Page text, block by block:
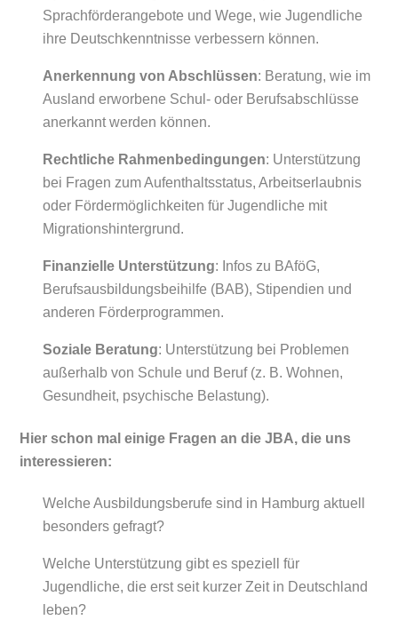
Sprachförderangebote und Wege, wie Jugendliche
ihre Deutschkenntnisse verbessern können.
Anerkennung von Abschlüssen: Beratung, wie im
Ausland erworbene Schul- oder Berufsabschlüsse
anerkannt werden können.
Rechtliche Rahmenbedingungen: Unterstützung
bei Fragen zum Aufenthaltsstatus, Arbeitserlaubnis
oder Fördermöglichkeiten für Jugendliche mit
Migrationshintergrund.
Finanzielle Unterstützung: Infos zu BAföG,
Berufsausbildungsbeihilfe (BAB), Stipendien und
anderen Förderprogrammen.
Soziale Beratung: Unterstützung bei Problemen
außerhalb von Schule und Beruf (z. B. Wohnen,
Gesundheit, psychische Belastung).
Hier schon mal einige Fragen an die JBA, die uns
interessieren:
Welche Ausbildungsberufe sind in Hamburg aktuell
besonders gefragt?
Welche Unterstützung gibt es speziell für
Jugendliche, die erst seit kurzer Zeit in Deutschland
leben?